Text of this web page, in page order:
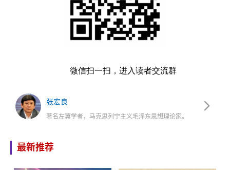
微信扫一扫，进入读者交流群
张宏良
著名左翼学者，马克思列宁主义毛泽东思想理论家。
最新推荐